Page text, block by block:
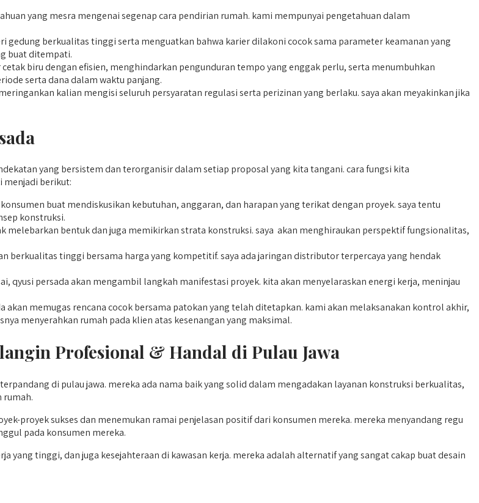
yang mesra mengenai segenap cara pendirian rumah. kami mempunyai pengetahuan dalam
berkualitas tinggi serta menguatkan bahwa karier dilakoni cocok sama parameter keamanan yang
buat ditempati.
biru dengan efisien, menghindarkan pengunduran tempo yang enggak perlu, serta menumbuhkan
serta dana dalam waktu panjang.
kalian mengisi seluruh persyaratan regulasi serta perizinan yang berlaku. saya akan meyakinkan jika
yang bersistem dan terorganisir dalam setiap proposal yang kita tangani. cara fungsi kita
menjadi berikut:
buat mendiskusikan kebutuhan, anggaran, dan harapan yang terikat dengan proyek. saya tentu
konstruksi.
melebarkan bentuk dan juga memikirkan strata konstruksi. saya akan menghiraukan perspektif fungsionalitas,
berkualitas tinggi bersama harga yang kompetitif. saya ada jaringan distributor terpercaya yang hendak
qyusi persada akan mengambil langkah manifestasi proyek. kita akan menyelaraskan energi kerja, meninjau
akan memugas rencana cocok bersama patokan yang telah ditetapkan. kami akan melaksanakan kontrol akhir,
menyerahkan rumah pada klien atas kesenangan yang maksimal.
Profesional & Handal di Pulau Jawa
di pulau jawa. mereka ada nama baik yang solid dalam mengadakan layanan konstruksi berkualitas,
rumah.
proyek sukses dan menemukan ramai penjelasan positif dari konsumen mereka. mereka menyandang regu
pada konsumen mereka.
yang tinggi, dan juga kesejahteraan di kawasan kerja. mereka adalah alternatif yang sangat cakap buat desain